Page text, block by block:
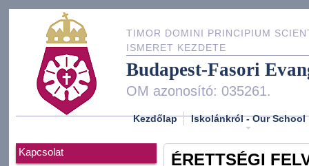
TIMOR DOMINI PRINCIPIUM
ISMERET KEZDETE
Budapest-Fasori
OM azonosító: 035261.
Kezdőlap Iskolánkról - Our School
Kapcsolat ÉRETTSÉGI